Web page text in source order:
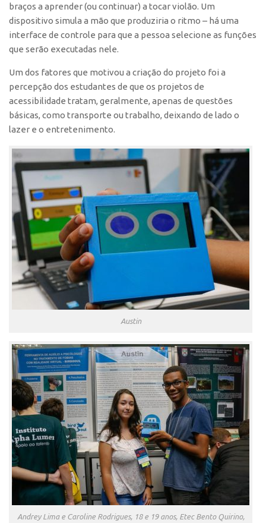
braços a aprender (ou continuar) a tocar violão. Um
dispositivo simula a mão que produziria o ritmo – há uma
interface de controle para que a pessoa selecione as funções
que serão executadas nele.
Um dos fatores que motivou a criação do projeto foi a
percepção dos estudantes de que os projetos de
acessibilidade tratam, geralmente, apenas de questões
básicas, como transporte ou trabalho, deixando de lado o
lazer e o entretenimento.
Austin
Andrey Lima e Caroline Rodrigues, 18 e 19 anos, Etec Bento Quirino,